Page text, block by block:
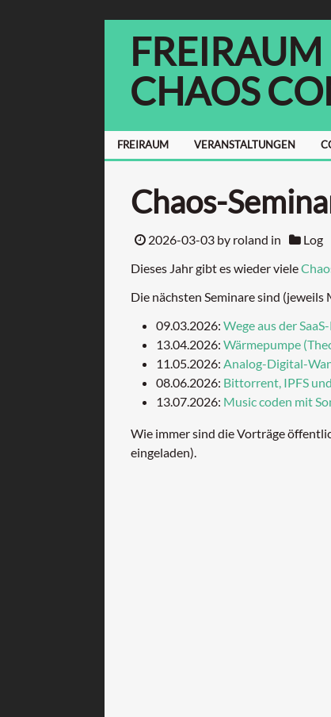
FREIRAUM
CHAOS
FREIRAUM VERANSTALTUNGEN
Chaos-
2026-03-03 by roland in
Log
Dieses Jahr gibt es wieder viele
Die nächsten Seminare sind (jeweils
09.03.2026: Wege aus der
13.04.2026: Wärmepumpe
11.05.2026: Analog-Digital-
08.06.2026: Bittorrent, IPFS
13.07.2026: Music coden mit
Wie immer sind die Vorträge
eingeladen).